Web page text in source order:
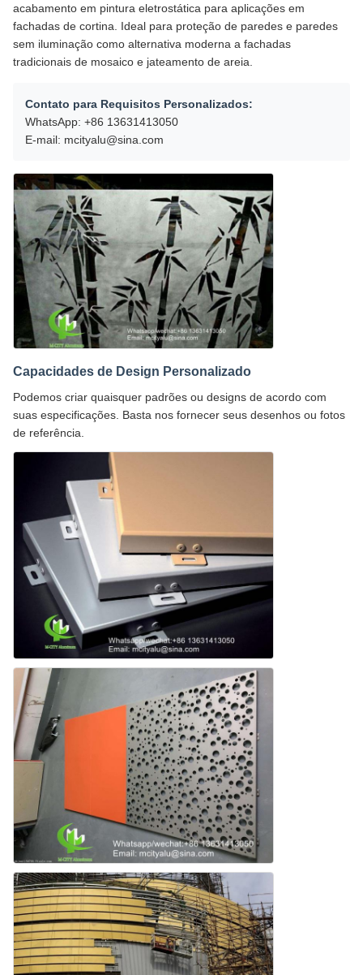
acabamento em pintura eletrostática para aplicações em
fachadas de cortina. Ideal para proteção de paredes e paredes
sem iluminação como alternativa moderna a fachadas
tradicionais de mosaico e jateamento de areia.
Contato para Requisitos Personalizados:
WhatsApp: +86 13631413050
E-mail: mcityalu@sina.com
Capacidades de Design Personalizado
Podemos criar quaisquer padrões ou designs de acordo com
suas especificações. Basta nos fornecer seus desenhos ou fotos
de referência.